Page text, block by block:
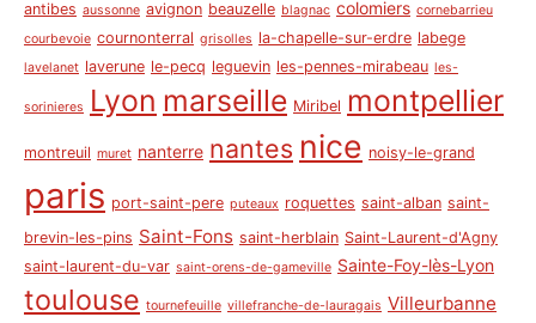
antibes aussonne avignon beauzelle blagnac colomiers cornebarrieu
courbevoie cournonterral grisolles la-chapelle-sur-erdre labege
lavelanet laverune le-pecq leguevin les-pennes-mirabeau les-
sorinieres Lyon marseille Miribel montpellier
montreuil muret nanterre nantes nice noisy-le-grand
paris port-saint-pere puteaux roquettes saint-alban saint-
brevin-les-pins Saint-Fons saint-herblain Saint-Laurent-d'Agny
saint-laurent-du-var saint-orens-de-gameville Sainte-Foy-lès-Lyon
toulouse tournefeuille villefranche-de-lauragais Villeurbanne